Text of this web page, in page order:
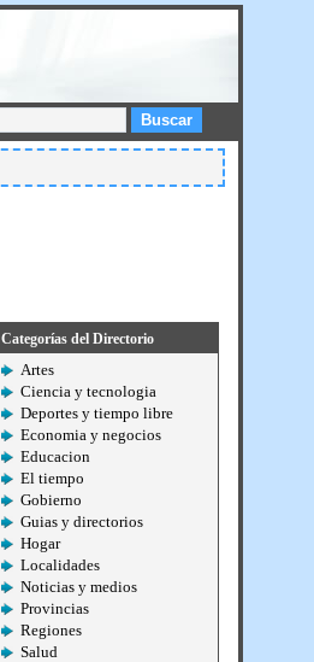
Buscar
Categorías del Directorio
Artes
Ciencia y tecnologia
Deportes y tiempo libre
Economia y negocios
Educacion
El tiempo
Gobierno
Guias y directorios
Hogar
Localidades
Noticias y medios
Provincias
Regiones
Salud